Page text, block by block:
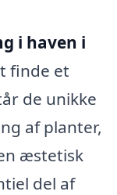
i haven i
finde et
de unikke
af planter,
æstetisk
del af